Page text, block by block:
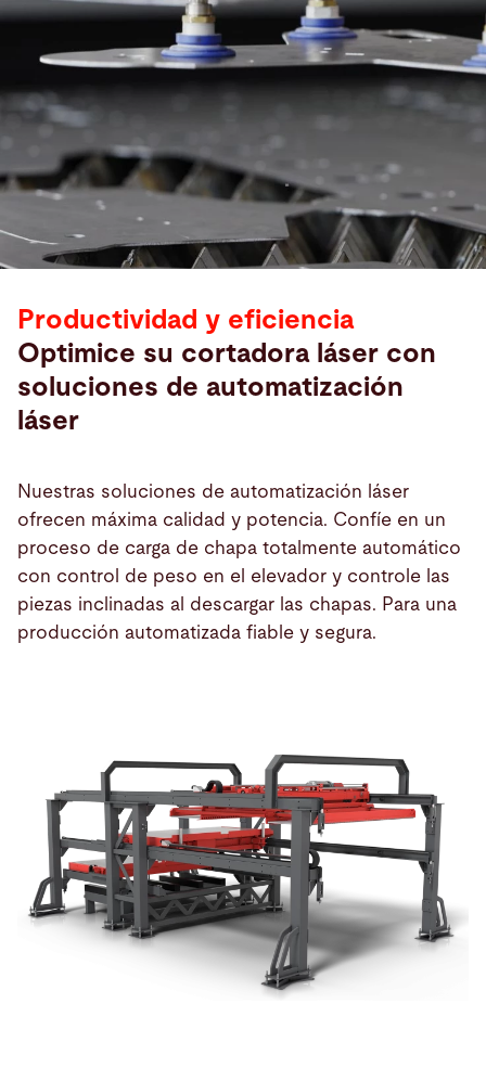
Productividad y eficiencia
Optimice su cortadora láser con
soluciones de automatización
láser
Nuestras soluciones de automatización láser
ofrecen máxima calidad y potencia. Confíe en un
proceso de carga de chapa totalmente automático
con control de peso en el elevador y controle las
piezas inclinadas al descargar las chapas. Para una
producción automatizada fiable y segura.
Productos